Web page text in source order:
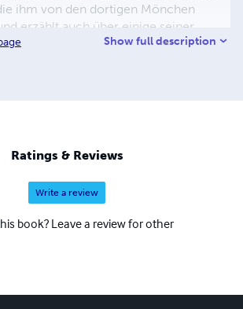
ihm von den dortigen Mönchen
erzählt auch über einige seiner
nachdem er das Kloster nach
überarbeitet. Die hier angebotenen
Versionen von 2021-2026
älteres Veröffentlichungsdatum
Show full description
Ratings & Reviews
Write a review
book? Leave a review for other